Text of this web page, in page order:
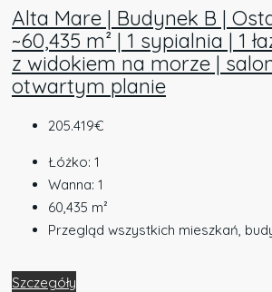
Alta Mare | Budynek B |
~60,435 m² | 1 sypialnia | 1
z widokiem na morze |
otwartym planie
205.419€
Łóżko: 1
Wanna: 1
60,435 m²
Przegląd wszystkich mieszkań,
Szczegóły